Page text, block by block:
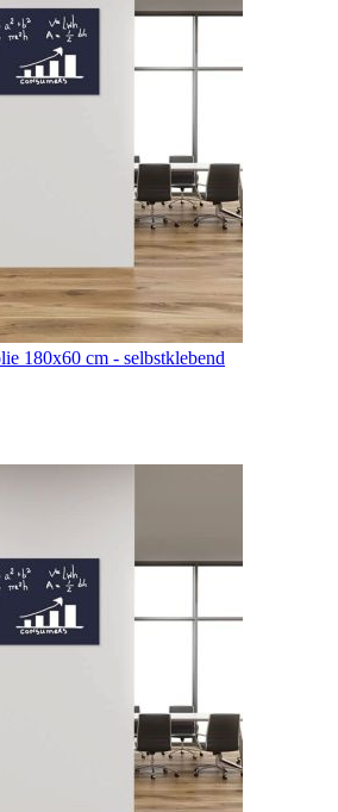
180x60 cm - selbstklebend